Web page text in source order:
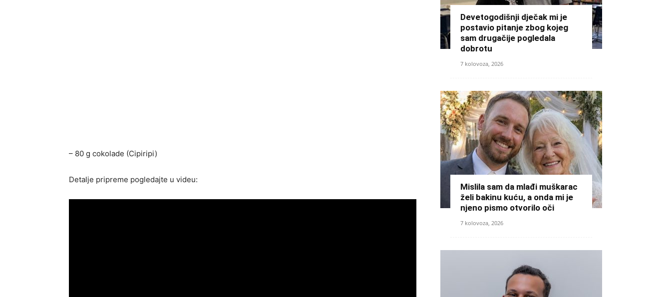
– 80 g cokolade (Cipiripi)
Detalje pripreme pogledajte u videu:
Devetogodišnji dječak mi je
postavio pitanje zbog kojeg
sam drugačije pogledala
dobrotu
7 kolovoza, 2026
Mislila sam da mlađi muškarac
želi bakinu kuću, a onda mi je
njeno pismo otvorilo oči
7 kolovoza, 2026